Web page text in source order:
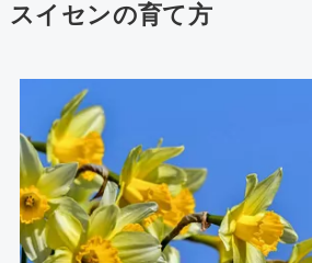
スイセンの育て方